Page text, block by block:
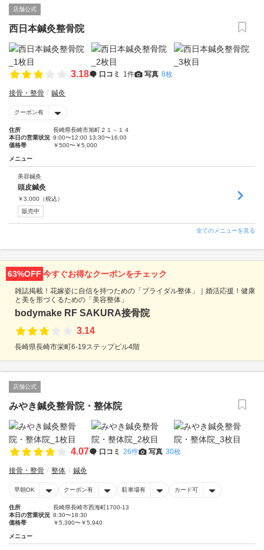
店舗公式
西日本鍼灸整骨院
3.18 口コミ 1件 写真 8枚
接骨・整骨 鍼灸
クーポン有
住所
長崎県長崎市旭町２１－１４
本日の営業状況 9:00〜12:00 13:30〜16:00
価格帯
￥500〜￥5,000
メニュー
美容鍼灸
頭皮鍼灸
￥3,000 （税込）
販売中
全てのメニューを見る
63%OFF 今すぐお得なクーポンをチェック
雑誌掲載！花嫁姿に自信を持つための「ブライダル整体」｜婚活応援！健康
と美を形づくるための「美容整体」
bodymake RF SAKURA接骨院
3.14
長崎県長崎市栄町6-19ステップビル4階
店舗公式
みやき鍼灸整骨院・整体院
4.07 口コミ 26件 写真 30枚
接骨・整骨 整体 鍼灸
早朝OK クーポン有 駐車場有 カード可
住所
長崎県長崎市西海町1700-13
本日の営業状況 8:30〜18:30
価格帯
￥5,390〜￥5,940
メニュー